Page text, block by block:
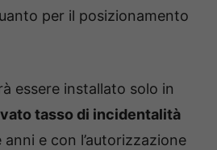
per il posizionamento
essere installato solo in
tasso di incidentalità
e con l’autorizzazione